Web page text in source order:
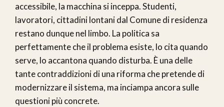
accessibile, la macchina si inceppa. Studenti,
lavoratori, cittadini lontani dal Comune di residenza
restano dunque nel limbo. La politica sa
perfettamente che il problema esiste, lo cita quando
serve, lo accantona quando disturba. È una delle
tante contraddizioni di una riforma che pretende di
modernizzare il sistema, ma inciampa ancora sulle
questioni più concrete.